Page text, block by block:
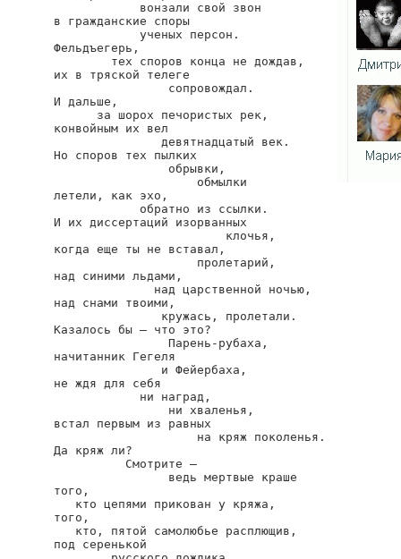
            вонзали свой звон
в гражданские споры
            ученых персон.
Фельдъегерь,
        тех споров конца не дождав,
их в тряской телеге
                сопровождал.
И дальше,
      за шорох печористых рек,
конвойным их вел
               девятнадцатый век.
Но споров тех пылких
                обрывки,
                    обмылки
летели, как эхо,
            обратно из ссылки.
И их диссертаций изорванных
                        клочья,
когда еще ты не вставал,
                    пролетарий,
над синими льдами,
              над царственной ночью,
над снами твоими,
               кружась, пролетали.
Казалось бы — что это?
                Парень-рубаха,
начитанник Гегеля
               и Фейербаха,
не ждя для себя
            ни наград,
                ни хваленья,
встал первым из равных
                    на кряж поколенья.
Да кряж ли?
          Смотрите —
                ведь мертвые краше
того,
   кто цепями прикован у кряжа,
того,
   кто, пятой самолюбье расплющив,
под серенькой